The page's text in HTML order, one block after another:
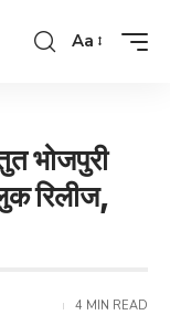
Aa
भोजपुरी
रिलीज,
4 MIN READ